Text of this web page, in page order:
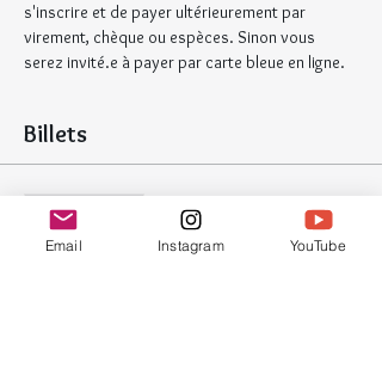
s'inscrire et de payer ultérieurement par
virement, chèque ou espèces. Sinon vous
serez invité.e à payer par carte bleue en ligne.
Billets
Vente expirée
Type de billet
Email Instagram YouTube